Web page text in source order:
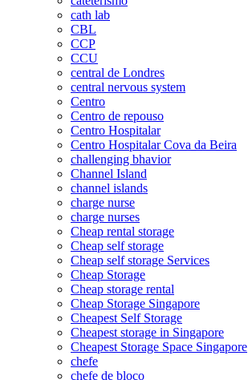
cath lab
CBL
CCP
CCU
central de Londres
central nervous system
Centro
Centro de repouso
Centro Hospitalar
Centro Hospitalar Cova da Beira
challenging bhavior
Channel Island
channel islands
charge nurse
charge nurses
Cheap rental storage
Cheap self storage
Cheap self storage Services
Cheap Storage
Cheap storage rental
Cheap Storage Singapore
Cheapest Self Storage
Cheapest storage in Singapore
Cheapest Storage Space Singapore
chefe
chefe de bloco